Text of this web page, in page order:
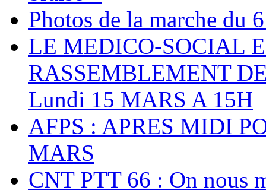
Photos de la marche du
LE MEDICO-SOCIAL
RASSEMBLEMENT
Lundi 15 MARS A 15H
AFPS : APRES MIDI
MARS
CNT PTT 66 : On nous